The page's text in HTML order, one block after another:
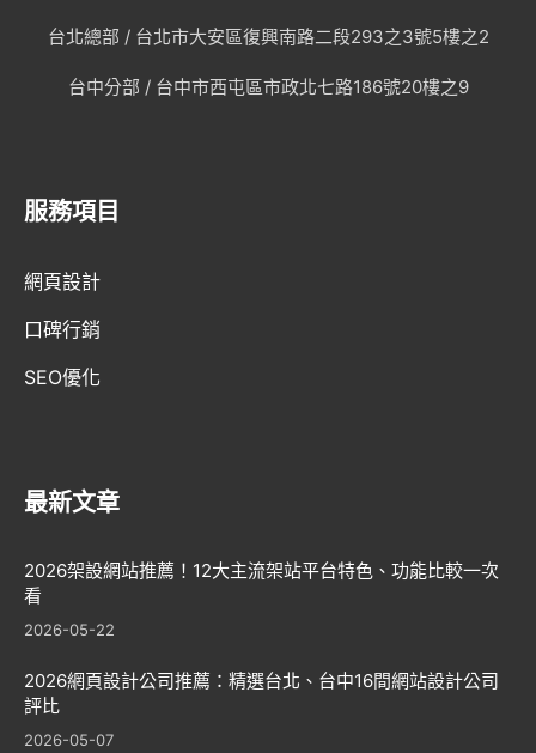
網頁設計新知
WordPress
台北總部 / 台北市大安區復興南路二段293之3號5樓之2
台中分部 / 台中市西屯區市政北七路186號20樓之9
服務項目
網頁設計
口碑行銷
SEO優化
最新文章
2026架設網站推薦！12大主流架站平台特色、功能比較一次
看
2026-05-22
2026網頁設計公司推薦：精選台北、台中16間網站設計公司
評比
2026-05-07